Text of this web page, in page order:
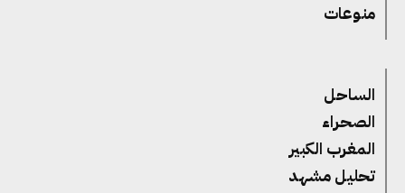
منوعات
الساحل
الصحراء
المغرب الكبير
تحليل مشهد